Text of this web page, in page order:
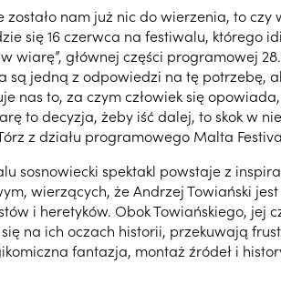
zostało nam już nic do wierzenia, to
się 16 czerwca na festiwalu, którego
w wiarę”, głównej części programowej
są jedną z odpowiedzi na tę potrzebę,
nas to, za czym człowiek się
to decyzja, żeby iść dalej, to skok w
z działu programowego Malta
sosnowiecki spektakl powstaje z
wierzących, że Andrzej Towiański
i heretyków. Obok Towiańskiego, jej
na ich oczach historii, przekuwają
fantazja, montaż źródeł i